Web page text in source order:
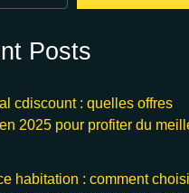
Posts
cdiscount : quelles offres
2025 pour profiter du
habitation : comment